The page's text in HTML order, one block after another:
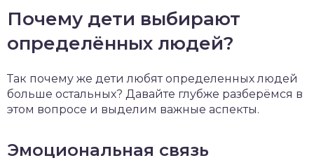
Почему дети выбирают
определённых людей?
Так почему же дети любят определенных людей
больше остальных? Давайте глубже разберёмся в
этом вопросе и выделим важные аспекты.
Эмоциональная связь